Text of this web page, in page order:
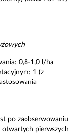
0,8-1,0 l/ha
1 (z
po zaobserwowaniu
otwartych pierwszych